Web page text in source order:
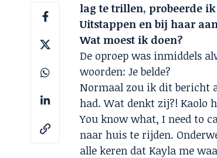
lag te trillen, probeerde
Uitstappen en bij haar
Wat moest ik doen?
De oproep was inmiddels
woorden: Je belde?
Normaal zou ik dit bericht
had. Wat denkt zij?! Kaolo
You know what, I need to
naar huis te rijden.
alle keren dat Kayla me